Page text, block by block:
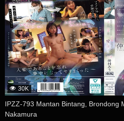
30K
IPZZ-793 Mantan Bintang, Brondong
Nakamura